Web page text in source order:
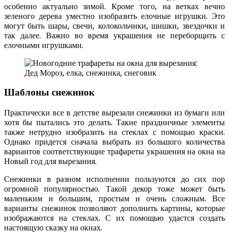
особенно актуально зимой. Кроме того, на ветках вечно
зеленого дерева уместно изобразить елочные игрушки. Это
могут быть шары, свечи, колокольчики, шишки, звездочки и
так далее. Важно во время украшения не переборщить с
елочными игрушками.
Шаблоны снежинок
Практически все в детстве вырезали снежинки из бумаги или
хотя бы пытались это делать. Такие праздничные элементы
также нетрудно изобразить на стеклах с помощью краски.
Однако придется сначала выбрать из большого количества
вариантов соответствующие трафареты украшения на окна на
Новый год для вырезания.
Снежинки в разном исполнении пользуются до сих пор
огромной популярностью. Такой декор тоже может быть
маленьким и большим, простым и очень сложным. Все
варианты снежинок позволяют дополнить картины, которые
изображаются на стеклах. С их помощью удастся создать
настоящую сказку на окнах.